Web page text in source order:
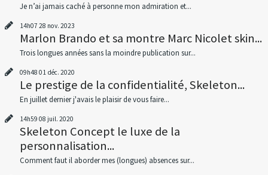
Je n’ai jamais caché à personne mon admiration et...
14h07 28 nov. 2023
Marlon Brando et sa montre Marc Nicolet skin...
Trois longues années sans la moindre publication sur...
09h48 01 déc. 2020
Le prestige de la confidentialité, Skeleton...
En juillet dernier j'avais le plaisir de vous faire...
14h59 08 juil. 2020
Skeleton Concept le luxe de la
personnalisation...
Comment faut il aborder mes (longues) absences sur...